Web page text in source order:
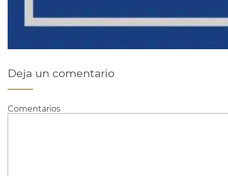
Deja un comentario
Comentarios